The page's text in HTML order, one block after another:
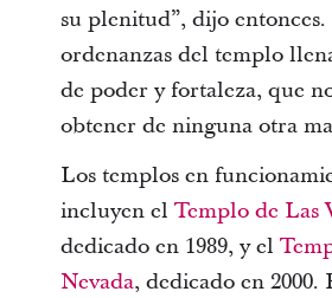
su plenitud”, dijo entonces.
ordenanzas del templo
de poder y fortaleza, que
obtener de ninguna otra
Los templos en
incluyen el Templo de Las
dedicado en 1989, y el
Nevada, dedicado en 2000.